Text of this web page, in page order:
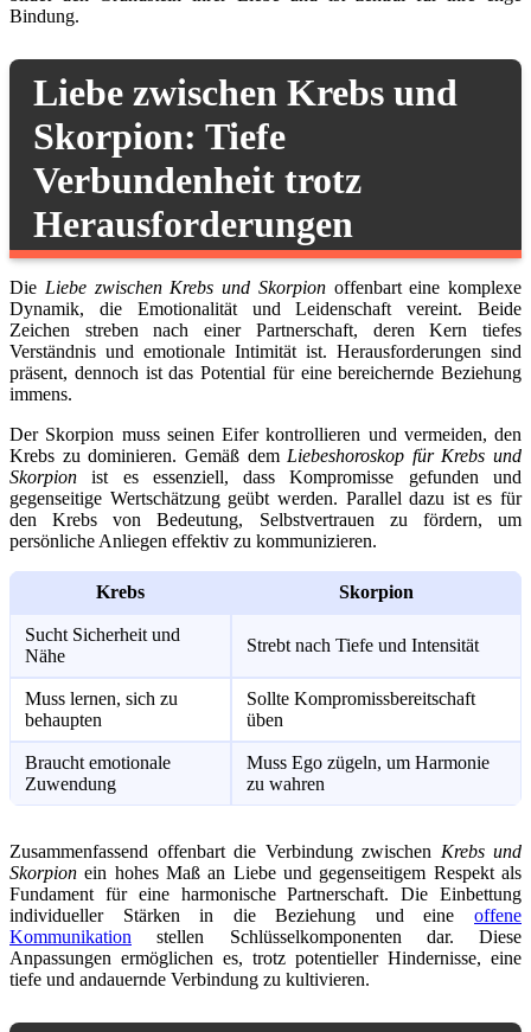
Bindung.
Liebe zwischen Krebs und
Skorpion: Tiefe
Verbundenheit trotz
Herausforderungen
Die Liebe zwischen Krebs und Skorpionoffenbart eine komplexe
Dynamik, die Emotionalität und Leidenschaft vereint. Beide
Zeichen streben nach einer Partnerschaft, deren Kern tiefes
Verständnis und emotionale Intimität ist. Herausforderungen sind
präsent, dennoch ist das Potential für eine bereichernde Beziehung
immens.
Der Skorpion muss seinen Eifer kontrollieren und vermeiden, den
Krebs zu dominieren. Gemäß dem Liebeshoroskop für Krebs und
Skorpion ist es essenziell, dass Kompromisse gefunden und
gegenseitige Wertschätzung geübt werden. Parallel dazu ist es für
den Krebs von Bedeutung, Selbstvertrauen zu fördern, um
persönliche Anliegen effektiv zu kommunizieren.
Krebs Skorpion
Sucht Sicherheit und
Nähe
Strebt nach Tiefe und Intensität
Muss lernen, sich zu
behaupten
Sollte Kompromissbereitschaft
üben
Braucht emotionale
Zuwendung
Muss Ego zügeln, um Harmonie
zu wahren
Zusammenfassend offenbart die Verbindung zwischen Krebs und
Skorpion ein hohes Maß an Liebe und gegenseitigem Respekt als
Fundament für eine harmonische Partnerschaft. Die Einbettung
individueller Stärken in die Beziehung und eine offene
Kommunikation stellen Schlüsselkomponenten dar. Diese
Anpassungen ermöglichen es, trotz potentieller Hindernisse, eine
tiefe und andauernde Verbindung zu kultivieren.